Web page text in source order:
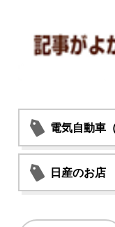
電気自動車
日産のお店